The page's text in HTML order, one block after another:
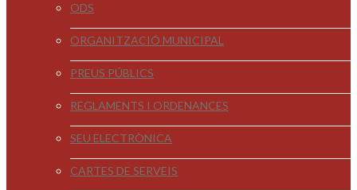
ODS
ORGANITZACIÓ MUNICIPAL
PREUS PÚBLICS
REGLAMENTS I ORDENANCES
SEU ELECTRÒNICA
CARTES DE SERVEIS